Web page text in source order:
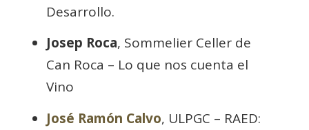
Desarrollo.
Josep Roca, Sommelier Celler de
Can Roca – Lo que nos cuenta el
Vino
José Ramón Calvo, ULPGC – RAED: